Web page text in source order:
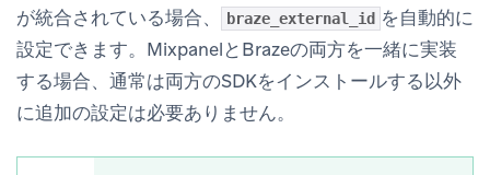
が統合されている場合、
braze_external_id を自動的に
設定できます。MixpanelとBrazeの両方を一緒に実装
する場合、通常は両方のSDKをインストールする以外
に追加の設定は必要ありません。